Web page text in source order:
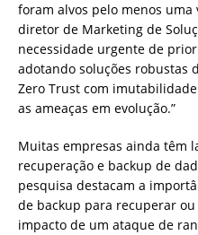
foram alvos pelo menos uma
diretor de Marketing de
necessidade urgente de
adotando soluções robustas
Zero Trust com
as ameaças em evolução.”
Muitas empresas ainda têm
recuperação e backup de
pesquisa destacam a
de backup para recuperar
impacto de um ataque de